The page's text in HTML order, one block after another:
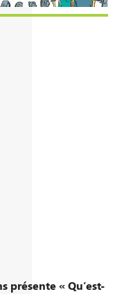
présente « Qu’est-